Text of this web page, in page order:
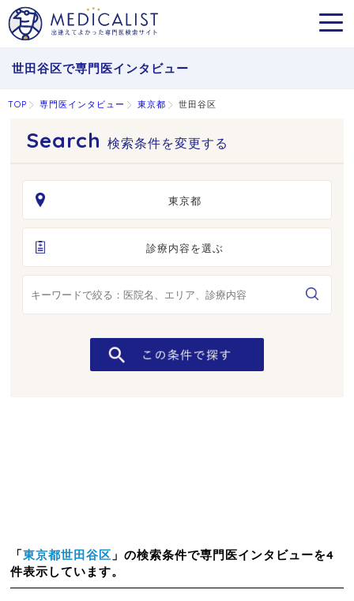
世田谷区で専門医インタビュー
TOP 専門医インタビュー 東京都 世田谷区
検索条件を変更する
東京都
診療内容を選ぶ
「東京都世田谷区 」の検索条件で専門医インタビューを4
件表示しています。